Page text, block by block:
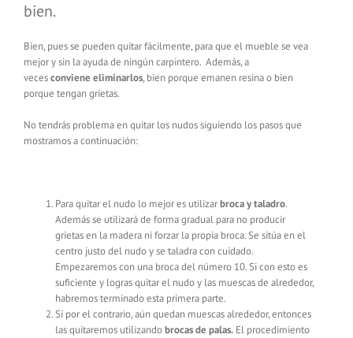
bien.
Bien, pues se pueden quitar fácilmente, para que el mueble se vea
mejor y sin la ayuda de ningún carpintero. Además, a
vecesconviene eliminarlos, bien porque emanen resina o bien
porque tengan grietas.
No tendrás problema en quitar los nudos siguiendo los pasos que
mostramos a continuación:
Para quitar el nudo lo mejor es utilizarbroca y taladro.
Además se utilizará de forma gradual para no producir
grietas en la madera ni forzar la propia broca. Se sitúa en el
centro justo del nudo y se taladra con cuidado.
Empezaremos con una broca del número 10. Si con esto es
suficiente y logras quitar el nudo y las muescas de alrededor,
habremos terminado esta primera parte.
Si por el contrario, aún quedan muescas alrededor, entonces
las quitaremos utilizandobrocas de palas. El procedimiento